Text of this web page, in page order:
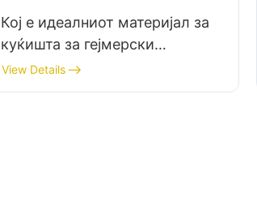
Кој е идеалниот материјал за
куќишта за гејмерски
компјутери во средина со
висока температура?
View Details